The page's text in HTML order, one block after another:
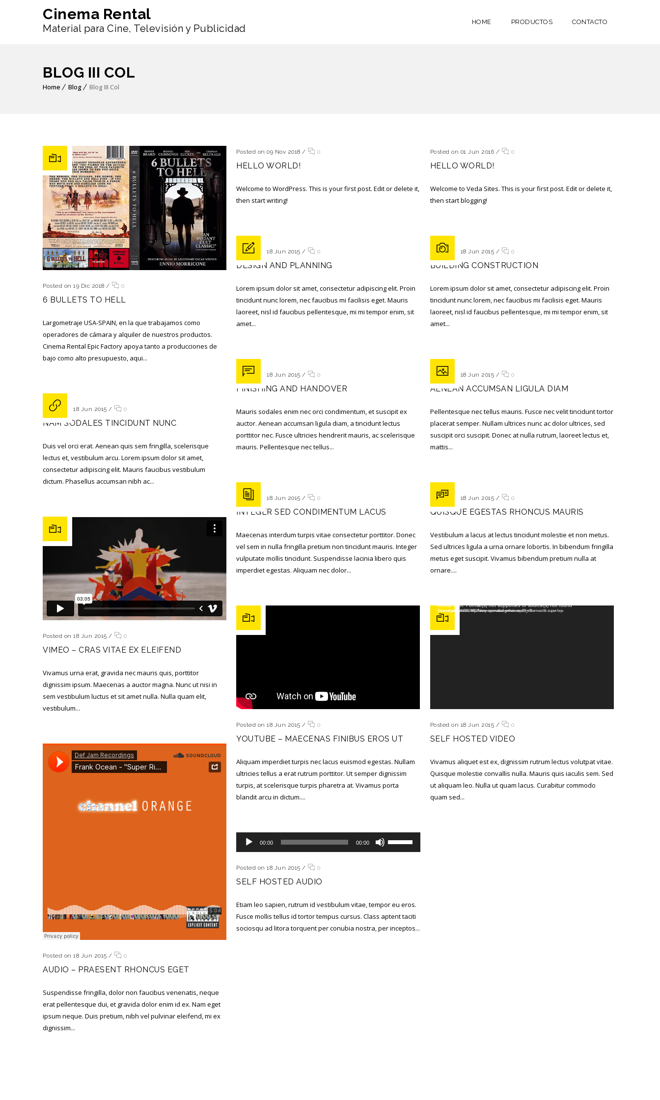
Cinema Rental
Material para Cine, Televisión y Publicidad
HOME PRODUCTOS CONTACTO
BLOG III COL
Home Blog Blog III Col
Posted on 19 Dic 2018 / 0
6 BULLETS TO HELL
Largometraje USA-SPAIN, en la que trabajamos como
operadores de cámara y alquiler de nuestros productos.
Cinema Rental Epic Factory apoya tanto a producciones de
bajo como alto presupuesto, aqui...
Posted on 09 Nov 2018 / 0
HELLO WORLD!
Welcome to WordPress. This is your first post. Edit or delete it,
then start writing!
Posted on 01 Jun 2016 / 0
HELLO WORLD!
Welcome to Veda Sites. This is your first post. Edit or delete it,
then start blogging!
Posted on 18 Jun 2015 / 0
DESIGN AND PLANNING
Lorem ipsum dolor sit amet, consectetur adipiscing elit. Proin
tincidunt nunc lorem, nec faucibus mi facilisis eget. Mauris
laoreet, nisl id faucibus pellentesque, mi mi tempor enim, sit
amet...
Posted on 18 Jun 2015 / 0
BUILDING CONSTRUCTION
Lorem ipsum dolor sit amet, consectetur adipiscing elit. Proin
tincidunt nunc lorem, nec faucibus mi facilisis eget. Mauris
laoreet, nisl id faucibus pellentesque, mi mi tempor enim, sit
amet...
Posted on 18 Jun 2015 / 0
FINISHING AND HANDOVER
Mauris sodales enim nec orci condimentum, et suscipit ex
auctor. Aenean accumsan ligula diam, a tincidunt lectus
porttitor nec. Fusce ultricies hendrerit mauris, ac scelerisque
mauris. Pellentesque nec tellus...
Posted on 18 Jun 2015 / 0
AENEAN ACCUMSAN LIGULA DIAM
Pellentesque nec tellus mauris. Fusce nec velit tincidunt tortor
placerat semper. Nullam ultrices nunc ac dolor ultrices, sed
suscipit orci suscipit. Donec at nulla rutrum, laoreet lectus et,
mattis...
Posted on 18 Jun 2015 / 0
NAM SODALES TINCIDUNT NUNC
Duis vel orci erat. Aenean quis sem fringilla, scelerisque
lectus et, vestibulum arcu. Lorem ipsum dolor sit amet,
consectetur adipiscing elit. Mauris faucibus vestibulum
dictum. Phasellus accumsan nibh ac...
Posted on 18 Jun 2015 / 0
INTEGER SED CONDIMENTUM LACUS
Maecenas interdum turpis vitae consectetur porttitor. Donec
vel sem in nulla fringilla pretium non tincidunt mauris. Integer
vulputate mollis tincidunt. Suspendisse lacinia libero quis
imperdiet egestas. Aliquam nec dolor...
Posted on 18 Jun 2015 / 0
QUISQUE EGESTAS RHONCUS MAURIS
Vestibulum a lacus at lectus tincidunt molestie et non metus.
Sed ultrices ligula a urna ornare lobortis. In bibendum fringilla
metus eget suscipit. Vivamus bibendum pretium nulla at
ornare....
Posted on 18 Jun 2015 / 0
VIMEO – CRAS VITAE EX ELEIFEND
Vivamus urna erat, gravida nec mauris quis, porttitor
dignissim ipsum. Maecenas a auctor magna. Nunc ut nisi in
sem vestibulum luctus et sit amet nulla. Nulla quam elit,
vestibulum...
Posted on 18 Jun 2015 / 0
YOUTUBE – MAECENAS FINIBUS EROS UT
Aliquam imperdiet turpis nec lacus euismod egestas. Nullam
ultricies tellus a erat rutrum porttitor. Ut semper dignissim
turpis, at scelerisque turpis pharetra at. Vivamus porta
blandit arcu in dictum....
Reproductor de vídeoMedia error: Format(s) not supported or source(s) not found
Descargar archivo: http://dummy.wedesignthemes.com/themes/dt-super/wp-content/uploads/2014/01/funny-animated-movie.mp4?_=1
Posted on 18 Jun 2015 / 0
SELF HOSTED VIDEO
Vivamus aliquet est ex, dignissim rutrum lectus volutpat vitae.
Quisque molestie convallis nulla. Mauris quis iaculis sem. Sed
ut aliquam leo. Nulla ut quam lacus. Curabitur commodo
quam sed...
Posted on 18 Jun 2015 / 0
AUDIO – PRAESENT RHONCUS EGET
Suspendisse fringilla, dolor non faucibus venenatis, neque
erat pellentesque dui, et gravida dolor enim id ex. Nam eget
ipsum neque. Duis pretium, nibh vel pulvinar eleifend, mi ex
dignissim...
Reproductor de audio
00:00 00:00
Utiliza las teclas de flecha arriba/abajo para aumentar o disminuir el volumen.
Posted on 18 Jun 2015 / 0
SELF HOSTED AUDIO
Etiam leo sapien, rutrum id vestibulum vitae, tempor eu eros.
Fusce mollis tellus id tortor tempus cursus. Class aptent taciti
sociosqu ad litora torquent per conubia nostra, per inceptos...